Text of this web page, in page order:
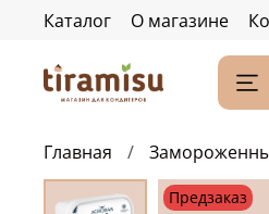
Каталог О магазине
Главная
Предзаказ